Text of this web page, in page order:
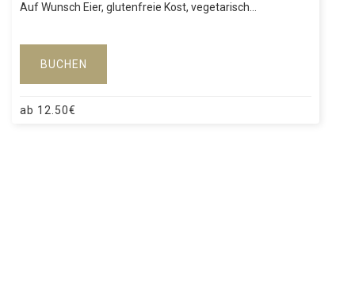
Auf Wunsch Eier, glutenfreie Kost, vegetarisch…
BUCHEN
ab 12.50€